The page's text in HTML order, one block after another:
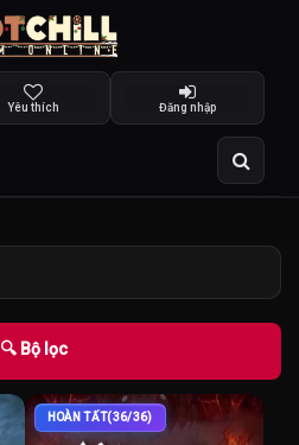
Yêu thích Đăng nhập
🔍 Bộ lọc
HOÀN TẤT(36/36)